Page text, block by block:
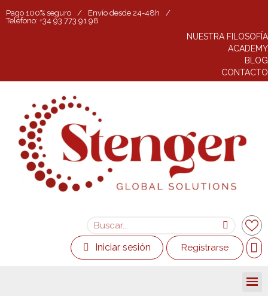
Pago 100% seguro / Envío desde 24-48h
/
Teléfono: +34 93 773 91 98
NUESTRA FILOSOFÍA
ACADEMY
BLOG
CONTACTO
Iniciar sesión Registrarse